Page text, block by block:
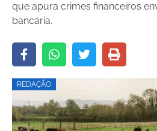
que apura crimes financeiros
bancária.
REDAÇÃO